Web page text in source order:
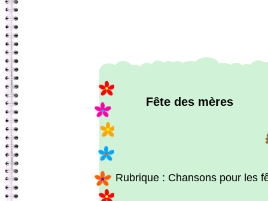
Fête des mères
Rubrique : Chansons pour les